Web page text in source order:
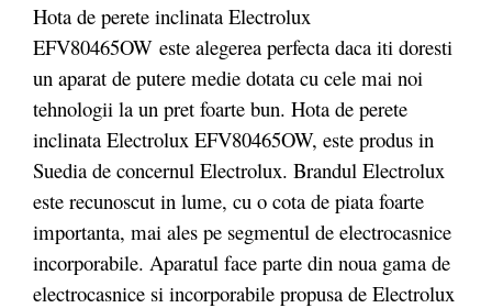
Hota de perete inclinata Electrolux
EFV80465OW este alegerea perfecta daca iti doresti
un aparat de putere medie dotata cu cele mai noi
tehnologii la un pret foarte bun. Hota de perete
inclinata Electrolux EFV80465OW, este produs in
Suedia de concernul Electrolux. Brandul Electrolux
este recunoscut in lume, cu o cota de piata foarte
importanta, mai ales pe segmentul de electrocasnice
incorporabile. Aparatul face parte din noua gama de
electrocasnice si incorporabile propusa de Electrolux